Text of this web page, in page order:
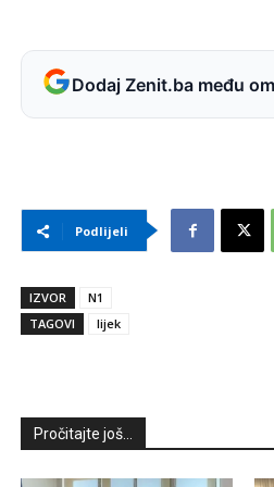
Dodaj Zenit.ba među
Podlijeli
IZVOR
N1
TAGOVI
lijek
Pročitajte još...